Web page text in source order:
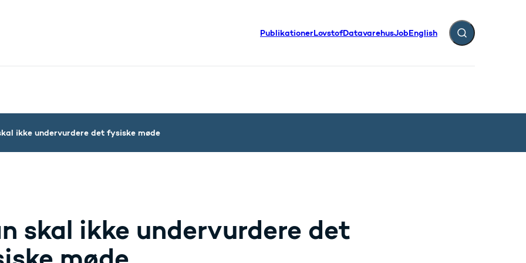
PublikationerLovstofDatavarehusJobEnglish Fold søgefelt ud
links- Flere links
ikke undervurdere det fysiske møde
skal ikke undervurdere det